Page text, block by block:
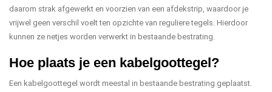
daarom strak afgewerkt en voorzien van een afdekstrip, waardoor je
vrijwel geen verschil voelt ten opzichte van reguliere tegels. Hierdoor
kunnen ze netjes worden verwerkt in bestaande bestrating.
Hoe plaats je een kabelgoottegel?
Een kabelgoottegel wordt meestal in bestaande bestrating geplaatst.